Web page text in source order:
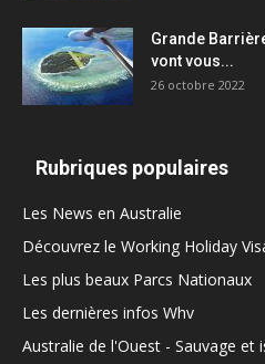
Grande
vont vous...
26 octobre 2022
Rubriques populaires
Les News en Australie
Découvrez le Working Holiday
Les plus beaux Parcs Nationaux
Les dernières infos Whv
Australie de l'Ouest - Sauvage et